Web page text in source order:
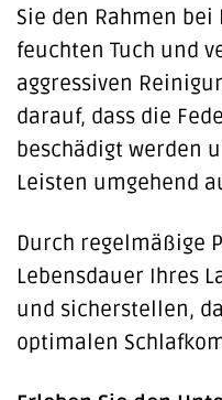
Sie den Rahmen
feuchten Tuch und
aggressiven
darauf, dass die
beschädigt werden
Leisten umgehend
Durch regelmäßige
Lebensdauer Ihres
und sicherstellen,
optimalen